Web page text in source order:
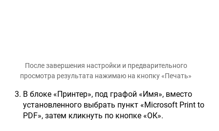
После завершения настройки и предварительного
просмотра результата нажимаю на кнопку «Печать»
В блоке «Принтер», под графой «Имя», вместо
установленного выбрать пункт «Microsoft Print to
PDF», затем кликнуть по кнопке «ОК».